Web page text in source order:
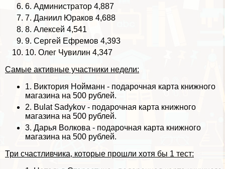
6. Администратор 4,887
7. Даниил Юpaков 4,688
8. Алексей 4,541
9. Сергeй Ефремов 4,393
10. Олег Чувилин 4,347
Самые активные участники недели:
1. Виктория Нойманн - подарочная карта книжного
магазина на 500 рублей.
2. Bulat Sadykov - подарочная карта книжного
магазина на 500 рублей.
3. Дарья Волкова - подарочная карта книжного
магазина на 500 рублей.
Три счастливчика, которые прошли хотя бы 1 тест: